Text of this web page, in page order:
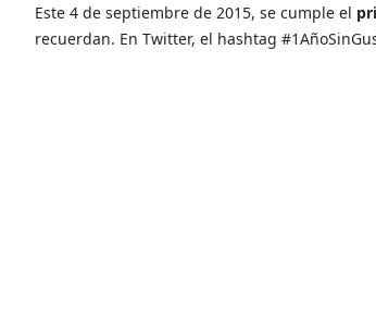
Este 4 de septiembre de 2015, se cumple el
recuerdan. En Twitter, el hashtag